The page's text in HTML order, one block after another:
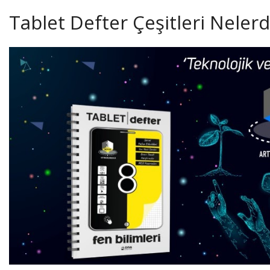
Tablet Defter Çeşitleri